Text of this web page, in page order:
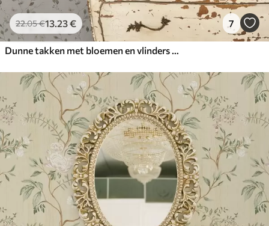
22.05€13.23€ 7
Dunne takken met bloemen en vlinders op witte achtergrond